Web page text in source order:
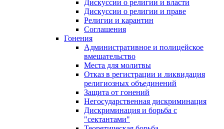
Дискуссии о религии и власти
Дискуссии о религии и праве
Религии и карантин
Соглашения
Гонения
Административное и полицейское
вмешательство
Места для молитвы
Отказ в регистрации и ликвидация
религиозных объединений
Защита от гонений
Негосударственная дискриминация
Дискриминация и борьба с
"сектантами"